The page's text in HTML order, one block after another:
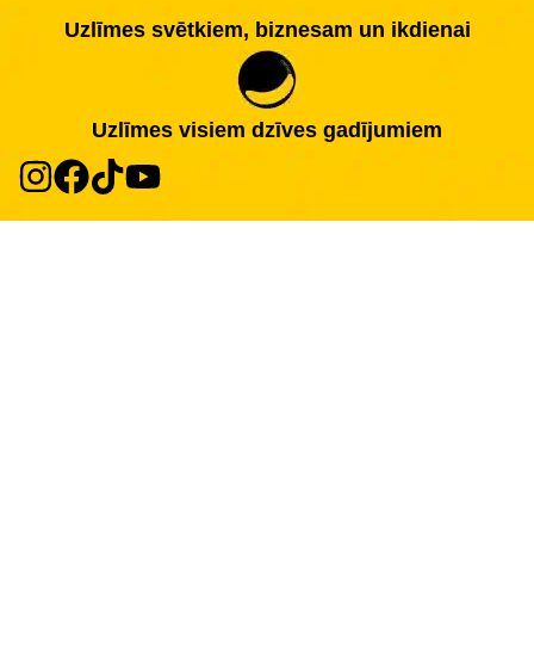
Uzlīmes svētkiem, biznesam un ikdienai
Uzlīmes visiem dzīves gadījumiem